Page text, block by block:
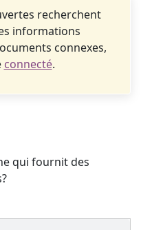
recherchent
informations
connexes,
connecté.
qui fournit des